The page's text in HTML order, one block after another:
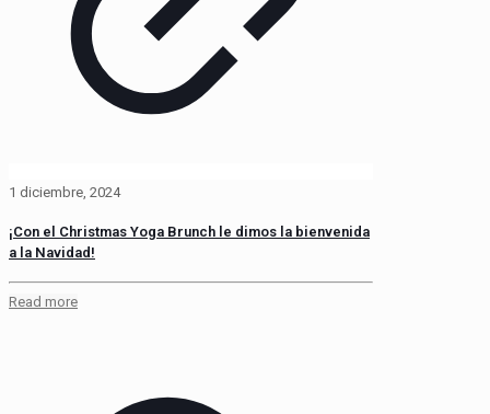
1 diciembre, 2024
¡Con el Christmas Yoga Brunch le dimos la bienvenida
a la Navidad!
Read more